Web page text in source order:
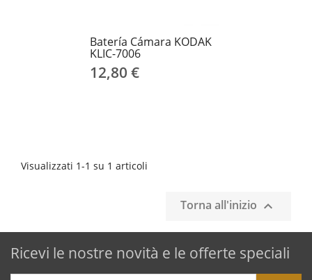
Batería Cámara KODAK
KLIC-7006
12,80 €
Visualizzati 1-1 su 1 articoli
Torna all'inizio 
Ricevi le nostre novità e le offerte speciali